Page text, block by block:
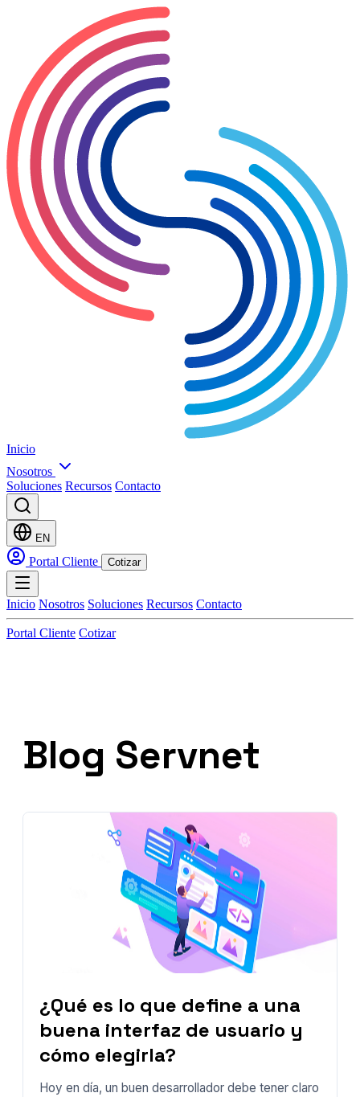
Inicio
Nosotros
Soluciones Recursos Contacto
EN
Portal Cliente Cotizar
Inicio Nosotros Soluciones Recursos Contacto
Portal Cliente Cotizar
Blog Servnet
¿Qué es lo que define a una
buena interfaz de usuario y
cómo elegirla?
Hoy en día, un buen desarrollador debe tener claro